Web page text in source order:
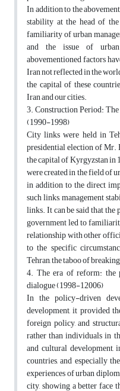
In addition to the
stability at the head of
familiarity of urban
and the issue of
abovementioned factors
Iran not reflected in the
the capital of these
Iran and our cities.
3. Construction Period:
(1990-1998)
City links were held in
presidential election of Mr.
the capital of Kyrgyzstan in
were created in the field of
in addition to the direct
such links, management
links. It can be said that the
government led to
relationship with other
to the specific
Tehran, the taboo of
4. The era of reform: the
dialogue (1998-12006)
In the policy-driven
development, it provided
foreign policy, and
rather than individuals in
and cultural
countries, and especially
experiences of urban
city, showing a better face